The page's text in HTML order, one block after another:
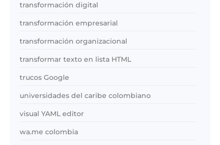
transformación digital
transformación empresarial
transformación organizacional
transformar texto en lista HTML
trucos Google
universidades del caribe colombiano
visual YAML editor
wa.me colombia